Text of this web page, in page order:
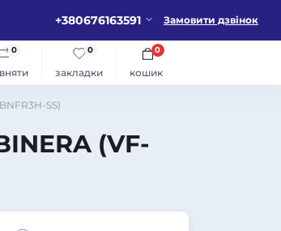
+380676163591 Замовити дзвінок
0
закладки
0
кошик
0
SS)
(VF-